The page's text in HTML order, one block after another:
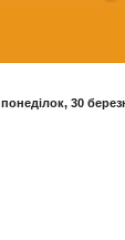
понеділок, 30